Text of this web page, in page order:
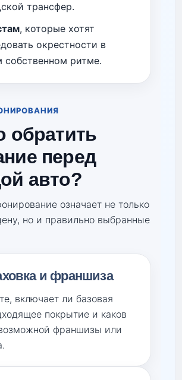
трансфер.
, которые хотят
окрестности в
собственном ритме.
обратить
перед
авто?
означает не только
но и правильно выбранные
и франшиза
включает ли базовая
покрытие и каков
франшизы или